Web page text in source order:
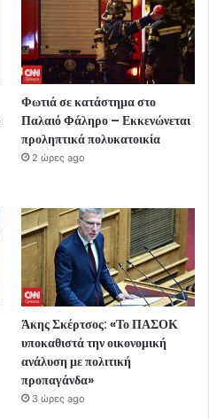
Φωτιά σε κατάστημα στο
Παλαιό Φάληρο – Εκκενώνεται
προληπτικά πολυκατοικία
2 ώρες ago
Άκης Σκέρτσος: «Το ΠΑΣΟΚ
υποκαθιστά την οικονομική
ανάλυση με πολιτική
προπαγάνδα»
3 ώρες ago